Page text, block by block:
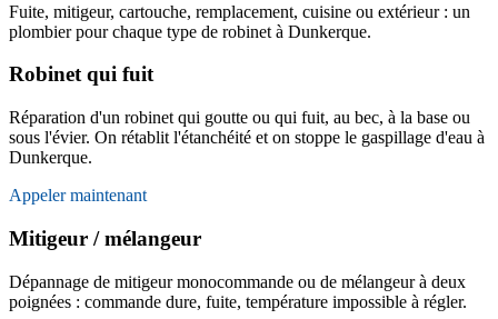
Fuite, mitigeur, cartouche, remplacement, cuisine ou extérieur : un
plombier pour chaque type de robinet à Dunkerque.
Robinet qui fuit
Réparation d'un robinet qui goutte ou qui fuit, au bec, à la base ou
sous l'évier. On rétablit l'étanchéité et on stoppe le gaspillage d'eau à
Dunkerque.
Appeler maintenant
Mitigeur / mélangeur
Dépannage de mitigeur monocommande ou de mélangeur à deux
poignées : commande dure, fuite, température impossible à régler.